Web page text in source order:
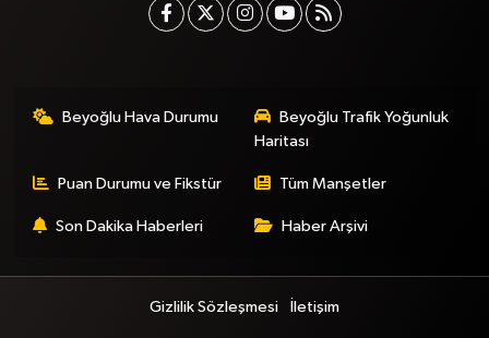
Beyoğlu Hava Durumu
Beyoğlu Trafik Yoğunluk
Haritası
Puan Durumu ve Fikstür Tüm Manşetler
Son Dakika Haberleri Haber Arşivi
Gizlilik Sözleşmesi İletişim